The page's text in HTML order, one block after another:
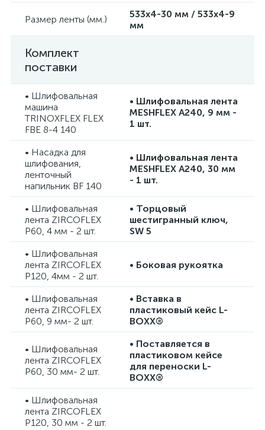
Размер ленты (мм.)
533x4-30 мм / 533x4-9
мм
Комплект
поставки
• Шлифовальная
машина
TRINOXFLEX FLEX
FBE 8-4 140
• Шлифовальная лента
MESHFLEX A240, 9 мм -
1 шт.
• Насадка для
шлифования,
ленточный
напильник BF 140
• Шлифовальная лента
MESHFLEX A240, 30 мм
- 1 шт.
• Шлифовальная
лента ZIRCOFLEX
P60, 4 мм - 2 шт.
• Торцовый
шестигранный ключ,
SW 5
• Шлифовальная
лента ZIRCOFLEX
P120, 4мм - 2 шт.
• Боковая рукоятка
• Шлифовальная
лента ZIRCOFLEX
P60, 9 мм- 2 шт.
• Вставка в
пластиковый кейс L-
BOXX®
• Шлифовальная
лента ZIRCOFLEX
P60, 30 мм- 2 шт.
• Поставляется в
пластиковом кейсе
для переноски L-
BOXX®
• Шлифовальная
лента ZIRCOFLEX
P120, 30 мм - 2 шт.